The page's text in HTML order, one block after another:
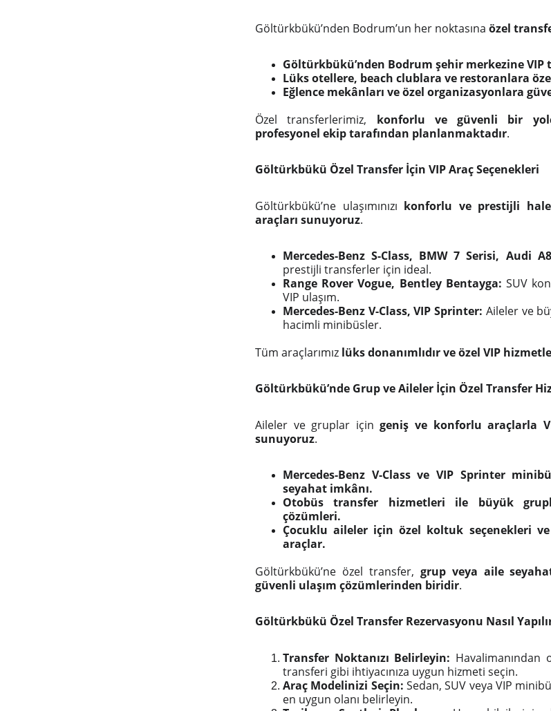
Göltürkbükü’nden Bodrum’un her noktasına özel
Göltürkbükü’nden Bodrum şehir merkezine VIP
Lüks otellere, beach clublara ve restoranlara
Eğlence mekânları ve özel organizasyonlara
Özel transferlerimiz, konforlu ve güvenli bir
profesyonel ekip tarafından planlanmaktadır.
Göltürkbükü Özel Transfer İçin VIP Araç Seçenekleri
Göltürkbükü’ne ulaşımınızı konforlu ve prestijli
araçları sunuyoruz.
Mercedes-Benz S-Class, BMW 7 Serisi, Audi
prestijli transferler için ideal.
Range Rover Vogue, Bentley Bentayga: SUV
VIP ulaşım.
Mercedes-Benz V-Class, VIP Sprinter: Aileler ve
hacimli minibüsler.
Tüm araçlarımız lüks donanımlıdır ve özel VIP
Göltürkbükü’nde Grup ve Aileler İçin Özel Transfer
Aileler ve gruplar içingeniş ve konforlu araçlarla
sunuyoruz.
Mercedes-Benz V-Class ve VIP Sprinter
seyahat imkânı.
Otobüs transfer hizmetleri ile büyük
çözümleri.
Çocuklu aileler için özel koltuk seçenekleri
araçlar.
Göltürkbükü’ne özel transfer, grup veya aile
güvenli ulaşım çözümlerinden biridir.
Göltürkbükü Özel Transfer Rezervasyonu Nasıl
Transfer Noktanızı Belirleyin:
transferi gibi ihtiyacınıza uygun hizmeti seçin.
Araç Modelinizi Seçin: Sedan, SUV veya VIP
en uygun olanı belirleyin.